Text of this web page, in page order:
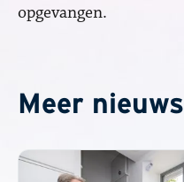
opgevangen.
Meer nieuws